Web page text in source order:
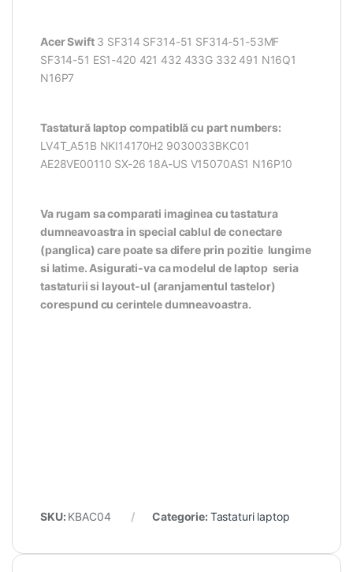
Acer Swift3 SF314 SF314-51 SF314-51-53MF
SF314-51 ES1-420 421 432 433G 332 491 N16Q1
N16P7
Tastatură laptop compatiblă cu part numbers:
LV4T_A51B NKI14170H2 9030033BKC01
AE28VE00110 SX-26 18A-US V15070AS1 N16P10
Va rugam sa comparati imaginea cu tastatura
dumneavoastra in special cablul de conectare
(panglica) care poate sa difere prin pozitie lungime
si latime. Asigurati-va ca modelul de laptop seria
tastaturii si layout-ul (aranjamentul tastelor)
corespund cu cerintele dumneavoastra.
SKU: KBAC04 Categorie: Tastaturi laptop